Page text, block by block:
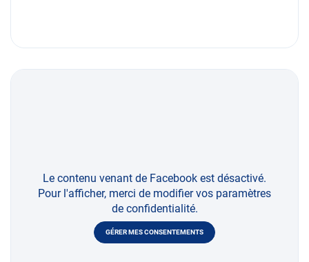
Le contenu venant de Facebook est désactivé.
Pour l'afficher, merci de modifier vos paramètres
de confidentialité.
GÉRER MES CONSENTEMENTS